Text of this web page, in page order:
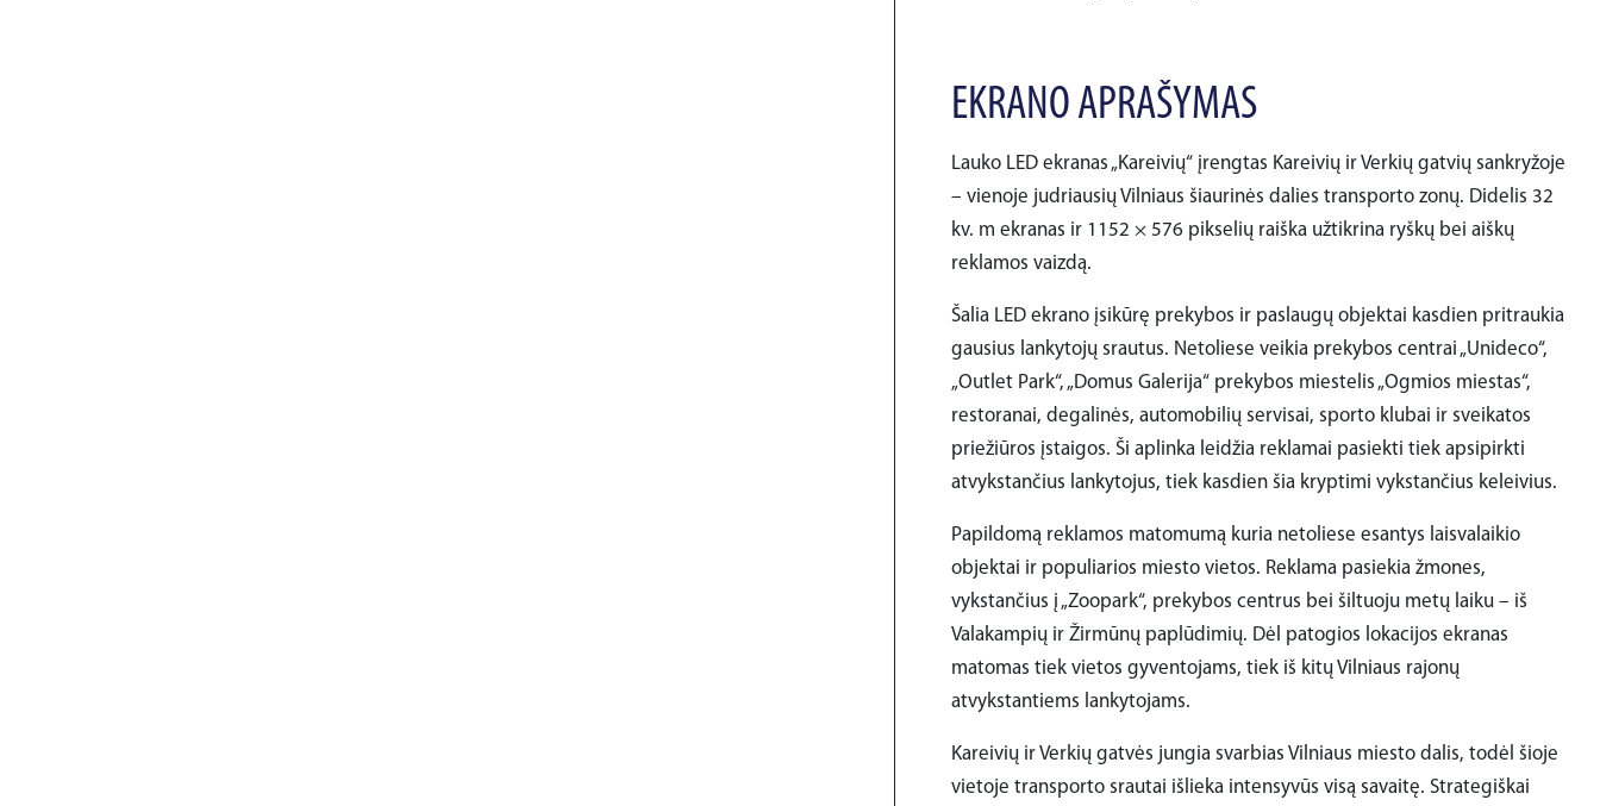
EKRANO APRAŠYMAS
Lauko LED ekranas „Kareivių“ įrengtas Kareivių ir Verkių gatvių sankryžoje
– vienoje judriausių Vilniaus šiaurinės dalies transporto zonų. Didelis 32
kv. m ekranas ir 1152 × 576 pikselių raiška užtikrina ryškų bei aiškų
reklamos vaizdą.
Šalia LED ekrano įsikūrę prekybos ir paslaugų objektai kasdien pritraukia
gausius lankytojų srautus. Netoliese veikia prekybos centrai „Unideco“,
„Outlet Park“, „Domus Galerija“ prekybos miestelis „Ogmios miestas“,
restoranai, degalinės, automobilių servisai, sporto klubai ir sveikatos
priežiūros įstaigos. Ši aplinka leidžia reklamai pasiekti tiek apsipirkti
atvykstančius lankytojus, tiek kasdien šia kryptimi vykstančius keleivius.
Papildomą reklamos matomumą kuria netoliese esantys laisvalaikio
objektai ir populiarios miesto vietos. Reklama pasiekia žmones,
vykstančius į „Zoopark“, prekybos centrus bei šiltuoju metų laiku – iš
Valakampių ir Žirmūnų paplūdimių. Dėl patogios lokacijos ekranas
matomas tiek vietos gyventojams, tiek iš kitų Vilniaus rajonų
atvykstantiems lankytojams.
Kareivių ir Verkių gatvės jungia svarbias Vilniaus miesto dalis, todėl šioje
vietoje transporto srautai išlieka intensyvūs visą savaitę. Strategiškai